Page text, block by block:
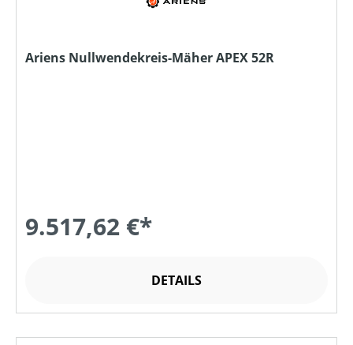
Ariens Nullwendekreis-Mäher APEX 52R
9.517,62 €*
DETAILS